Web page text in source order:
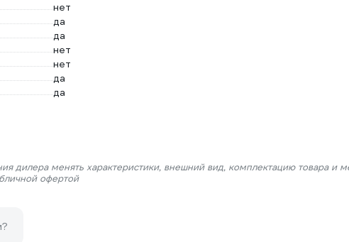
нет
да
да
нет
нет
да
да
дилера менять характеристики, внешний вид, комплектацию товара и
офертой